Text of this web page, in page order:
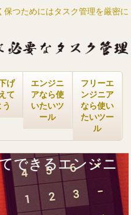
保つためにはタスク管理を厳密に
げ
て
エンジニ
アなら使
いたいツ
ール
フリーエ
ンジニア
なら使い
たいツー
ル
できるエンジニ